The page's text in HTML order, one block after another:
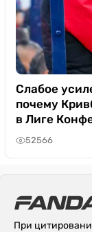
Слабое
почему
в Лиге
52566
При